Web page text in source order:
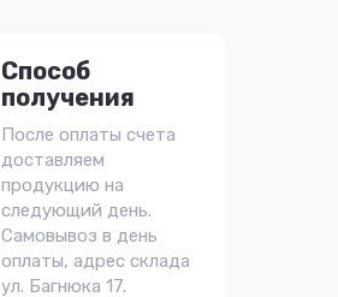
Способ
получения
После оплаты счета
доставляем
продукцию на
следующий день.
Самовывоз в день
оплаты, адрес склада
ул. Багнюка 17.